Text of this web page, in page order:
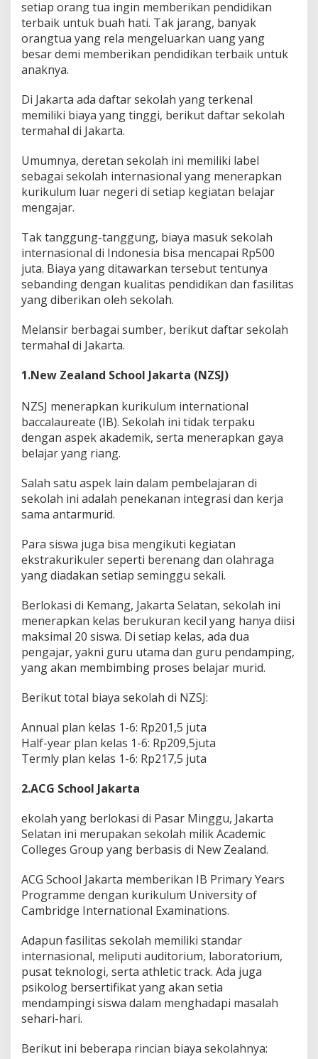
setiap orang tua ingin memberikan pendidikan
terbaik untuk buah hati. Tak jarang, banyak
orangtua yang rela mengeluarkan uang yang
besar demi memberikan pendidikan terbaik untuk
anaknya.
Di Jakarta ada daftar sekolah yang terkenal
memiliki biaya yang tinggi, berikut daftar sekolah
termahal di Jakarta.
Umumnya, deretan sekolah ini memiliki label
sebagai sekolah internasional yang menerapkan
kurikulum luar negeri di setiap kegiatan belajar
mengajar.
Tak tanggung-tanggung, biaya masuk sekolah
internasional di Indonesia bisa mencapai Rp500
juta. Biaya yang ditawarkan tersebut tentunya
sebanding dengan kualitas pendidikan dan fasilitas
yang diberikan oleh sekolah.
Melansir berbagai sumber, berikut daftar sekolah
termahal di Jakarta.
1.New Zealand School Jakarta (NZSJ)
NZSJ menerapkan kurikulum international
baccalaureate (IB). Sekolah ini tidak terpaku
dengan aspek akademik, serta menerapkan gaya
belajar yang riang.
Salah satu aspek lain dalam pembelajaran di
sekolah ini adalah penekanan integrasi dan kerja
sama antarmurid.
Para siswa juga bisa mengikuti kegiatan
ekstrakurikuler seperti berenang dan olahraga
yang diadakan setiap seminggu sekali.
Berlokasi di Kemang, Jakarta Selatan, sekolah ini
menerapkan kelas berukuran kecil yang hanya diisi
maksimal 20 siswa. Di setiap kelas, ada dua
pengajar, yakni guru utama dan guru pendamping,
yang akan membimbing proses belajar murid.
Berikut total biaya sekolah di NZSJ:
Annual plan kelas 1-6: Rp201,5 juta
Half-year plan kelas 1-6: Rp209,5juta
Termly plan kelas 1-6: Rp217,5 juta
2.ACG School Jakarta
ekolah yang berlokasi di Pasar Minggu, Jakarta
Selatan ini merupakan sekolah milik Academic
Colleges Group yang berbasis di New Zealand.
ACG School Jakarta memberikan IB Primary Years
Programme dengan kurikulum University of
Cambridge International Examinations.
Adapun fasilitas sekolah memiliki standar
internasional, meliputi auditorium, laboratorium,
pusat teknologi, serta athletic track. Ada juga
psikolog bersertifikat yang akan setia
mendampingi siswa dalam menghadapi masalah
sehari-hari.
Berikut ini beberapa rincian biaya sekolahnya: